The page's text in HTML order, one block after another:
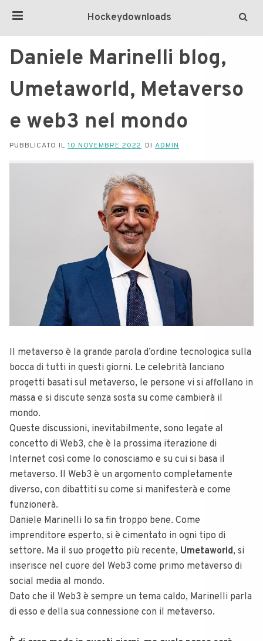
Hockeydownloads
Daniele Marinelli blog,
Umetaworld, Metaverso
e web3 nel mondo
PUBBLICATO IL 10 NOVEMBRE 2022 DI ADMIN
Il metaverso è la grande parola d’ordine tecnologica sulla
bocca di tutti in questi giorni. Le celebrità lanciano
progetti basati sul metaverso, le persone vi si affollano in
massa e si discute senza sosta su come cambierà il
mondo.
Queste discussioni, inevitabilmente, sono legate al
concetto di Web3, che è la prossima iterazione di
Internet così come lo conosciamo e su cui si basa il
metaverso. Il Web3 è un argomento completamente
diverso, con dibattiti su come si manifesterà e come
funzionerà.
Daniele Marinelli lo sa fin troppo bene. Come
imprenditore esperto, si è cimentato in ogni tipo di
settore. Ma il suo progetto più recente, Umetaworld, si
inserisce nel cuore del Web3 come primo metaverso di
social media al mondo.
Dato che il Web3 è sempre un tema caldo, Marinelli parla
di esso e della sua connessione con il metaverso.